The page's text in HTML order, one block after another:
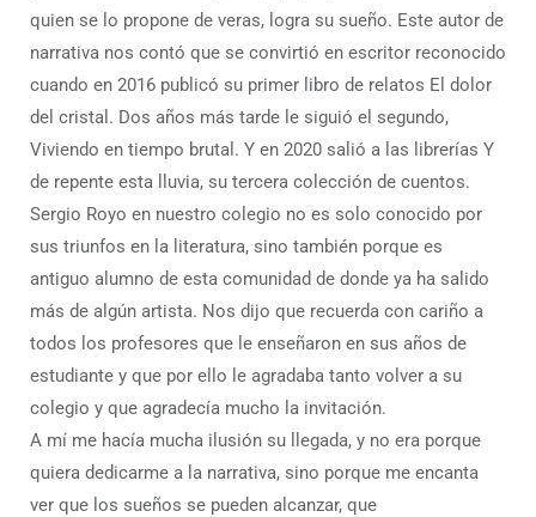
quien se lo propone de veras, logra su sueño. Este autor de
narrativa nos contó que se convirtió en escritor reconocido
cuando en 2016 publicó su primer libro de relatos El dolor
del cristal. Dos años más tarde le siguió el segundo,
Viviendo en tiempo brutal. Y en 2020 salió a las librerías Y
de repente esta lluvia, su tercera colección de cuentos.
Sergio Royo en nuestro colegio no es solo conocido por
sus triunfos en la literatura, sino también porque es
antiguo alumno de esta comunidad de donde ya ha salido
más de algún artista. Nos dijo que recuerda con cariño a
todos los profesores que le enseñaron en sus años de
estudiante y que por ello le agradaba tanto volver a su
colegio y que agradecía mucho la invitación.
A mí me hacía mucha ilusión su llegada, y no era porque
quiera dedicarme a la narrativa, sino porque me encanta
ver que los sueños se pueden alcanzar, que